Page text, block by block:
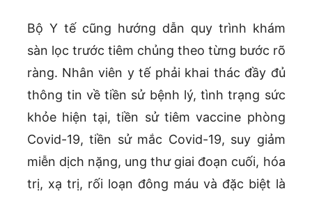
Bộ Y tế cũng hướng dẫn quy trình khám
sàn lọc trước tiêm chủng theo từng bước rõ
ràng. Nhân viên y tế phải khai thác đầy đủ
thông tin về tiền sử bệnh lý, tình trạng sức
khỏe hiện tại, tiền sử tiêm vaccine phòng
Covid-19, tiền sử mắc Covid-19, suy giảm
miễn dịch nặng, ung thư giai đoạn cuối, hóa
trị, xạ trị, rối loạn đông máu và đặc biệt là